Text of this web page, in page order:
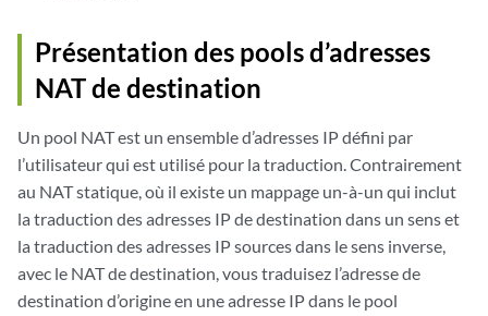
Présentation des pools d’adresses
NAT de destination
Un pool NAT est un ensemble d’adresses IP défini par
l’utilisateur qui est utilisé pour la traduction. Contrairement
au NAT statique, où il existe un mappage un-à-un qui inclut
la traduction des adresses IP de destination dans un sens et
la traduction des adresses IP sources dans le sens inverse,
avec le NAT de destination, vous traduisez l’adresse de
destination d’origine en une adresse IP dans le pool